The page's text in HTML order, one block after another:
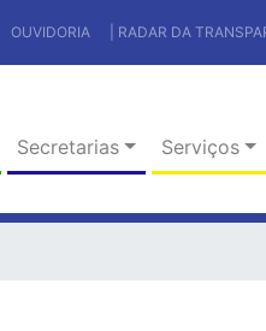
OUVIDORIA | RADAR DA
Secretarias Serviços